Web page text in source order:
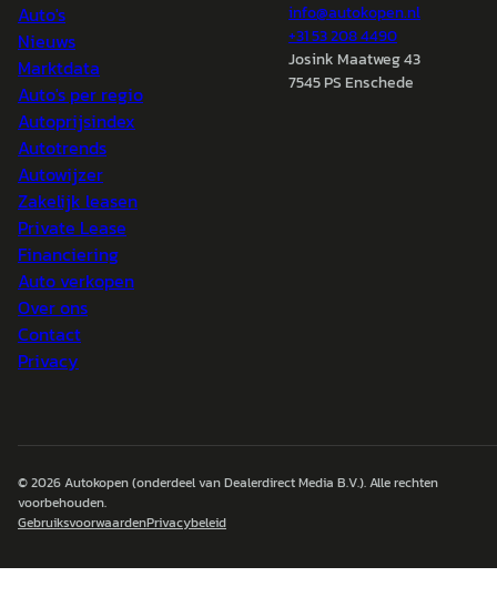
Auto's
Nieuws
Marktdata
Auto's per regio
Autoprijsindex
Autotrends
Autowijzer
Zakelijk leasen
Private Lease
Financiering
Auto verkopen
Over ons
Contact
Privacy
info@autokopen.nl
+31 53 208 4490
Josink Maatweg 43
7545 PS Enschede
© 2026Autokopen(onderdeel van Dealerdirect Media B.V.). Alle rechten
voorbehouden.
GebruiksvoorwaardenPrivacybeleid